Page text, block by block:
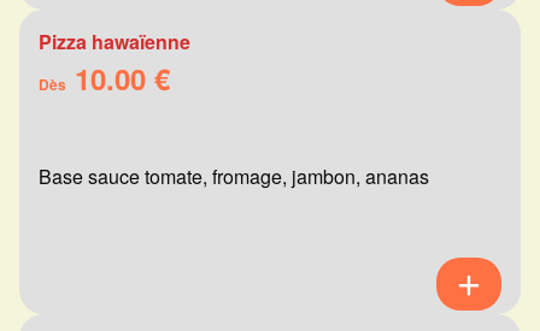
Pizza hawaïenne
Dès 10.00 €
Base sauce tomate, fromage, jambon, ananas